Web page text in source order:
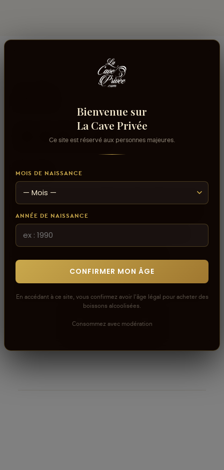
0 sur 5
produit ou tout autre produit dans lacaveprive.com
Les avis que vous soumettez doivent respecter
notre politique de modération.
RÉDIGER UN AVIS
Bienvenue sur
La Cave Privée
Ce site est réservé aux personnes majeures.
MOIS DE NAISSANCE
ANNÉE DE NAISSANCE
CONFIRMER MON ÂGE
En accédant à ce site, vous confirmez avoir l'âge légal pour acheter des
boissons alcoolisées.
Consommez avec modération